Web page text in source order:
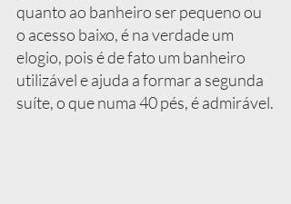
quanto ao banheiro ser pequeno ou
o acesso baixo, é na verdade um
elogio, pois é de fato um banheiro
utilizável e ajuda a formar a segunda
suíte, o que numa 40 pés, é admirável.